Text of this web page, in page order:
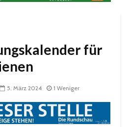
für
5. März 2024 1 Weniger